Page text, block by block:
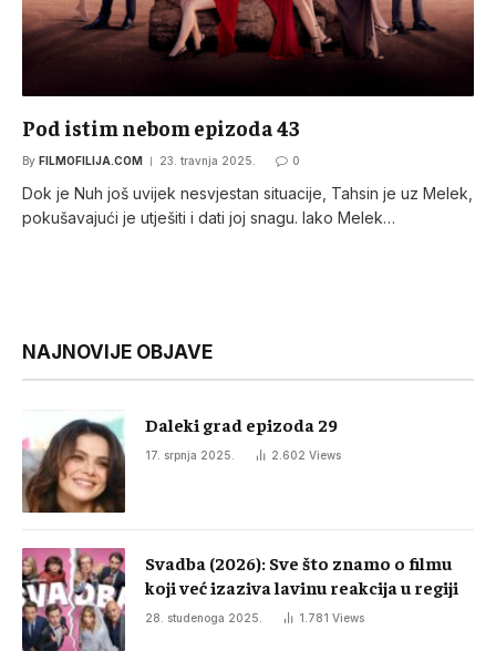
Pod istim nebom epizoda 43
By FILMOFILIJA.COM 23. travnja 2025. 0
Dok je Nuh još uvijek nesvjestan situacije, Tahsin je uz Melek,
pokušavajući je utješiti i dati joj snagu. Iako Melek…
NAJNOVIJE OBJAVE
Daleki grad epizoda 29
17. srpnja 2025. 2.602 Views
Svadba (2026): Sve što znamo o filmu
koji već izaziva lavinu reakcija u regiji
28. studenoga 2025. 1.781 Views